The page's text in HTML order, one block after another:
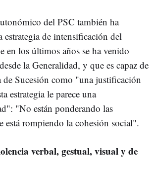
del PSC también ha
estrategia de intensificación del
en los últimos años se ha venido
la Generalidad, y que es capaz de
Sucesión como "una justificación
estrategia le parece una
"No están ponderando las
está rompiendo la cohesión social".
verbal, gestual, visual y de